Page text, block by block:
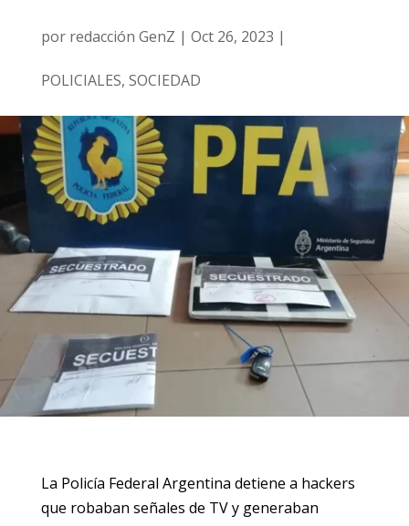
por redacción GenZ | Oct 26, 2023 |
POLICIALES, SOCIEDAD
La Policía Federal Argentina detiene a hackers
que robaban señales de TV y generaban